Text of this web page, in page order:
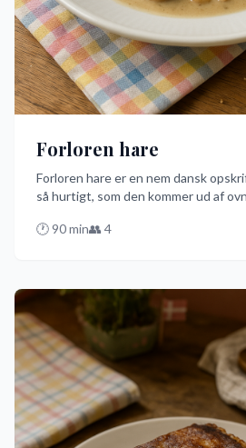
Forloren hare
Forloren hare er en nem dansk
så hurtigt, som den kommer ud af
kødbolle en skjult skat på
🕐90min👥 4